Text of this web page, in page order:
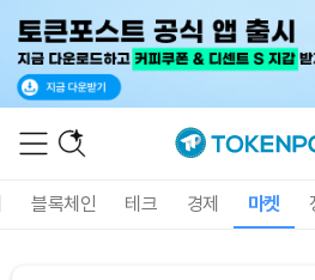
블록체인 테크 경제 마켓
Solana (SOL)
TRON (TRX)
Hyperliquid (HYPE)